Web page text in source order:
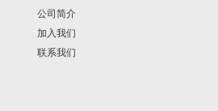
公司简介
加入我们
联系我们